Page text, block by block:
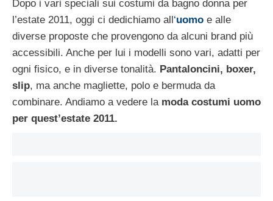
Dopo i vari speciali sui costumi da bagno donna per
l’estate 2011, oggi ci dedichiamo all ‘uomo e alle
diverse proposte che provengono da alcuni brand più
accessibili. Anche per lui i modelli sono vari, adatti per
ogni fisico, e in diverse tonalità. Pantaloncini, boxer,
slip, ma anche magliette, polo e bermuda da
combinare. Andiamo a vedere la moda costumi uomo
per quest’estate 2011.